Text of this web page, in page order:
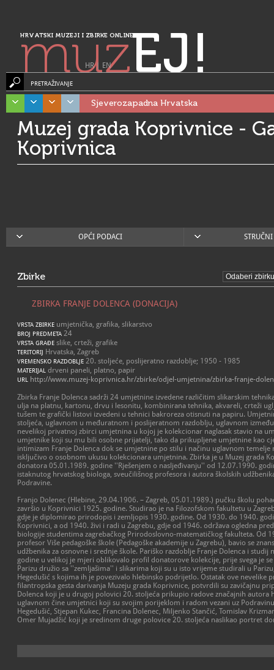
HRVATSKI MUZEJI I ZBIRKE ONLINE
muzEJ!
HR| EN
PRETRAŽIVANJE
Sjeverozapadna Hrvatska
Muzej grada Koprivnice -
Koprivnica
OPĆI PODACI
Zbirke
ZBIRKA FRANJE DOLENCA (DONACIJA)
VRSTA ZBIRKE umjetnička, grafika, slikarstvo
BROJ PREDMETA 24
VRSTA GRAĐE slike, crteži, grafike
TERITORIJ Hrvatska, Zagreb
VREMENSKO RAZDOBLJE 20. stoljeće, poslijeratno razdoblje; 1950 - 1985
MATERIJAL drveni paneli, platno, papir
URL http://www.muzej-koprivnica.hr/zbirke/odjel-umjetnina/zbirka-franje-
Zbirka Franje Dolenca sadrži 24 umjetnine izvedene različitim slikarskim
ulja na platnu, kartonu, drvu i lesonitu, kombinirana tehnika, akvareli, crteži
tušem te grafički listovi izvedeni u tehnici bakroreza otisnuti na papiru.
stoljeća, uglavnom u međuratnom i poslijeratnom razdoblju, uglavnom
nevelikoj privatnoj zbirci umjetnina u kojoj je kolekcionar naglasak stavio na
umjetnike koji su mu bili osobne prijatelji, tako da prikupljene umjetnine kao
intimizam Franje Dolenca dok se umjetnine po stilu i načinu uglavnom temelje
isključivo o osobnom ukusu kolekcionara umjetnina. Zbirka je u Muzej grada
donatora 05.01.1989. godine ''Rješenjem o nasljeđivanju'' od 12.07.1990.
istaknutog hrvatskog biologa, sveučilišnog profesora i autora školskih
Podravine.
Franjo Dolenec (Hlebine, 29.04.1906. – Zagreb, 05.01.1989.) pučku školu
završio u Koprivnici 1925. godine. Studirao je na Filozofskom fakultetu u
gdje je diplomirao prirodopis i zemljopis 1930. godine. Od 1930. do 1940.
Koprivnici, a od 1940. živi i radi u Zagrebu, gdje od 1946. održava ogledna
biologije studentima zagrebačkog Prirodoslovno-matematičkog fakulteta. Od
profesor Više pedagoške škole (Pedagoške akademije u Zagrebu), bavio se
udžbenika za osnovne i srednje škole. Pariško razdoblje Franje Dolenca i
godine u velikoj je mjeri oblikovalo profil donatorove kolekcije, prije svega je
Parizu družio sa ''zemljašima'' i slikarima koji su u isto vrijeme studirali u
Hegedušić s kojima ih je povezivalo hlebinsko podrijetlo. Ostatak ove nevelike
filantropska gesta darivanja Muzeju grada Koprivnice, potvrdili su zavičajnu
Dolenca koji je u drugoj polovici 20. stoljeća prikupio radove značajnih autora
uglavnom čine umjetnici koji su svojim porijeklom i radom vezani uz
Hegedušić, Stjepan Kukec, Francina Dolenec, Miljenko Stančić, Tomislav
Omer Mujadžić koji je sredinom druge polovice 20. stoljeća naslikao portret